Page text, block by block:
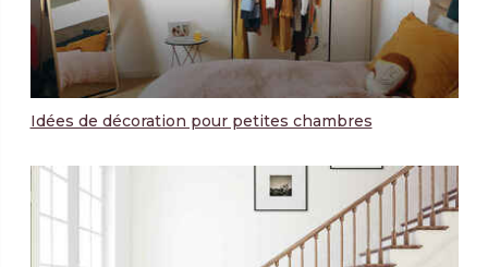
Idées de décoration pour petites chambres